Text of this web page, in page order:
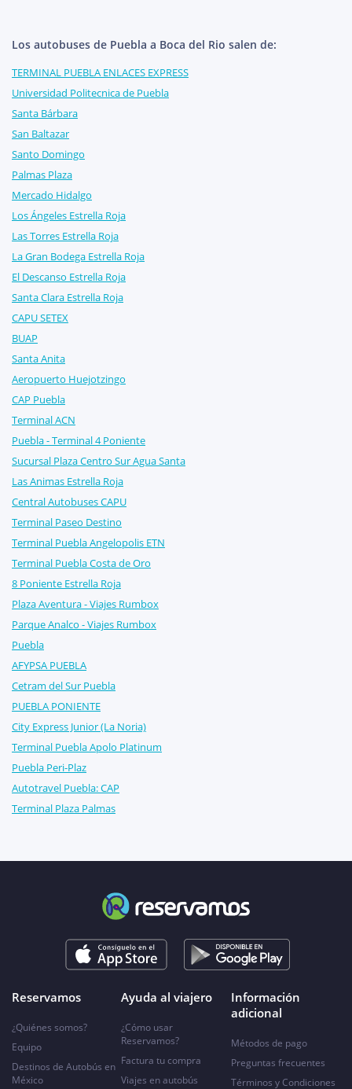
Los autobuses de Puebla a Boca del Rio salen de:
TERMINAL PUEBLA ENLACES EXPRESS
Universidad Politecnica de Puebla
Santa Bárbara
San Baltazar
Santo Domingo
Palmas Plaza
Mercado Hidalgo
Los Ángeles Estrella Roja
Las Torres Estrella Roja
La Gran Bodega Estrella Roja
El Descanso Estrella Roja
Santa Clara Estrella Roja
CAPU SETEX
BUAP
Santa Anita
Aeropuerto Huejotzingo
CAP Puebla
Terminal ACN
Puebla - Terminal 4 Poniente
Sucursal Plaza Centro Sur Agua Santa
Las Animas Estrella Roja
Central Autobuses CAPU
Terminal Paseo Destino
Terminal Puebla Angelopolis ETN
Terminal Puebla Costa de Oro
8 Poniente Estrella Roja
Plaza Aventura - Viajes Rumbox
Parque Analco - Viajes Rumbox
Puebla
AFYPSA PUEBLA
Cetram del Sur Puebla
PUEBLA PONIENTE
City Express Junior (La Noria)
Terminal Puebla Apolo Platinum
Puebla Peri-Plaz
Autotravel Puebla: CAP
Terminal Plaza Palmas
Reservamos
¿Quiénes somos?
Equipo
Destinos de Autobús en
México
Ayuda al viajero
¿Cómo usar
Reservamos?
Factura tu compra
Viajes en autobús
Información
adicional
Métodos de pago
Preguntas frecuentes
Términos y Condiciones